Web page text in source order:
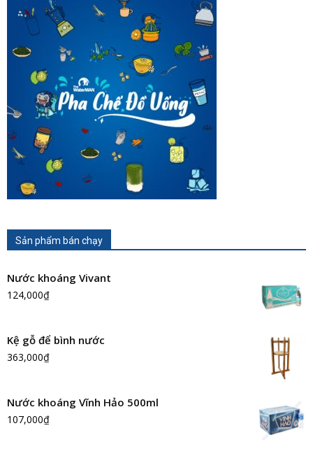
Sản phẩm bán chạy
Nước khoáng Vivant
124,000₫
Kệ gỗ để bình nước
363,000₫
Nước khoáng Vĩnh Hảo 500ml
107,000₫